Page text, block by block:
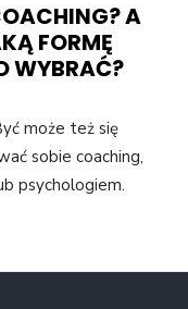
A
FORMĘ
WYBRAĆ?
może też się
sobie coaching,
psychologiem.